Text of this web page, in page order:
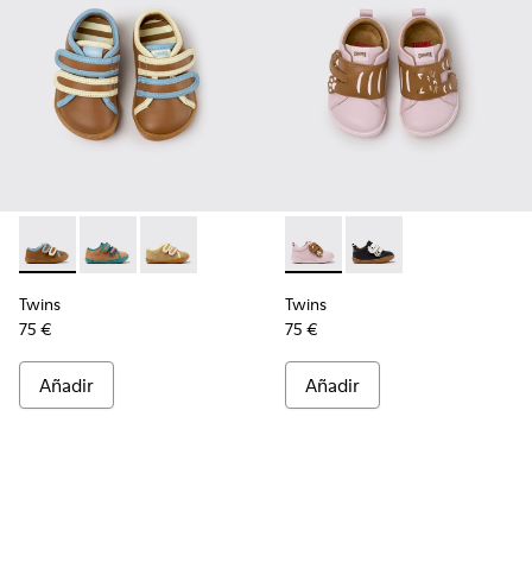
Twins - K800666-008 - Zapatillas de piel multicolor para
Twins - K800666-006
Twins - K800666-005
Twins
75 €
Añadir
Twins - K800714-001 -
Twins - K800714-002
Twins
75 €
Añadir